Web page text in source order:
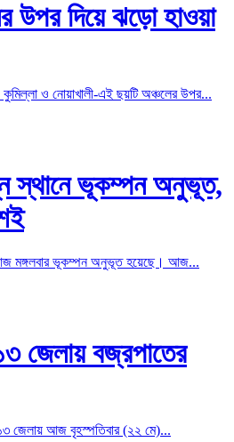
উপর দিয়ে ঝড়ো হাওয়া
কুমিল্লা ও নোয়াখালী-এই ছয়টি অঞ্চলের উপর...
স্থানে ভূকম্পন অনুভূত,
আজ মঙ্গলবার ভূকম্পন অনুভূত হয়েছে। আজ...
জেলায় বজ্রপাতের
জেলায় আজ বৃহস্পতিবার (২২ মে)...